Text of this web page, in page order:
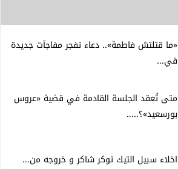
«ما قتلتش فاطمة».. دعاء تفجر مفاجآت جديدة
في...
متى تُعقد الجلسة القادمة في قضية «عروس
بورسعيد»؟.....
اخلاء سبيل التيك توكر شاكر و خروجه من...